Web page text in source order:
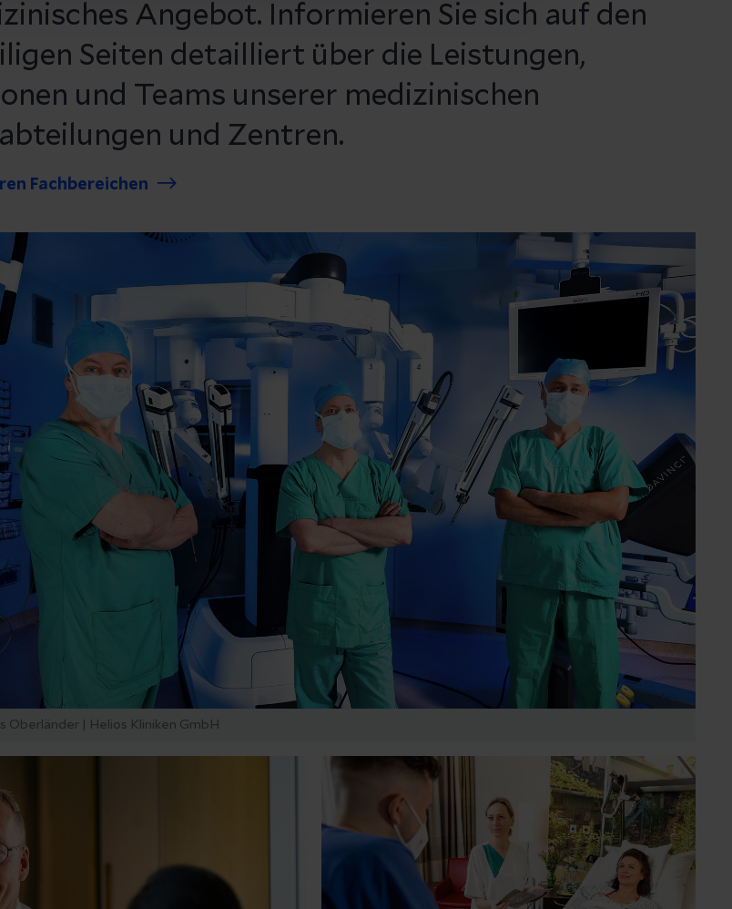
Angebot. Informieren Sie sich auf den
Seiten detailliert über die Leistungen,
und Teams unserer medizinischen
und Zentren.
Fachbereichen
Oberländer | Helios Kliniken GmbH